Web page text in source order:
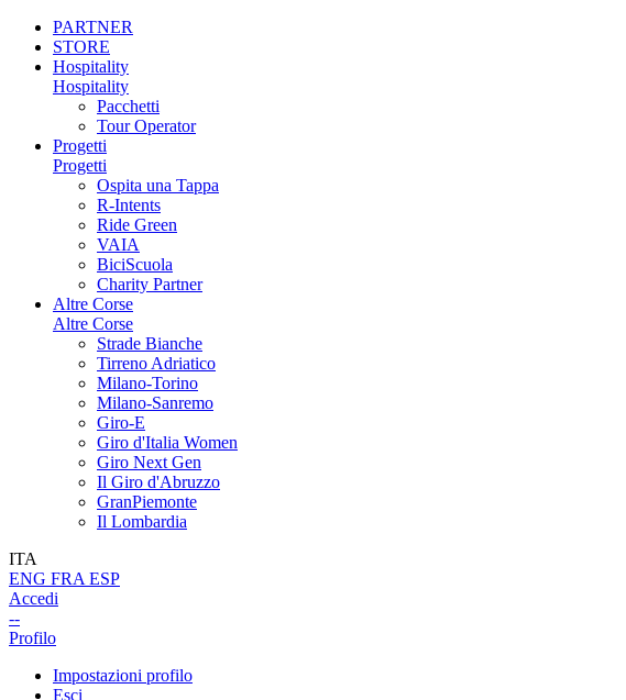
PARTNER
STORE
Hospitality
Hospitality
Pacchetti
Tour Operator
Progetti
Progetti
Ospita una Tappa
R-Intents
Ride Green
VAIA
BiciScuola
Charity Partner
Altre Corse
Altre Corse
Strade Bianche
Tirreno Adriatico
Milano-Torino
Milano-Sanremo
Giro-E
Giro d'Italia Women
Giro Next Gen
Il Giro d'Abruzzo
GranPiemonte
Il Lombardia
ITA
ENG FRA ESP
Accedi
--
Profilo
Impostazioni profilo
Esci